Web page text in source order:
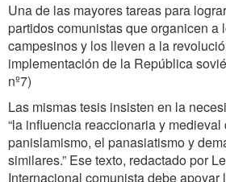
Una de las mayores tareas para
partidos comunistas que organicen a
campesinos y los lleven a la
implementación de la República
nº7)
Las mismas tesis insisten en la
“la influencia reaccionaria y medieval
panislamismo, el panasiatismo y
similares.” Ese texto, redactado por
Internacional comunista debe apoyar